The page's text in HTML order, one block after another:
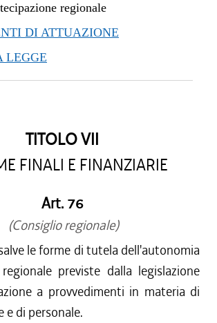
regionale
DI ATTUAZIONE
LEGGE
TITOLO VII
FINALI E FINANZIARIE
Art. 76
(Consiglio regionale)
le forme di tutela dell'autonomia
previste dalla legislazione
a provvedimenti in materia di
e di personale.